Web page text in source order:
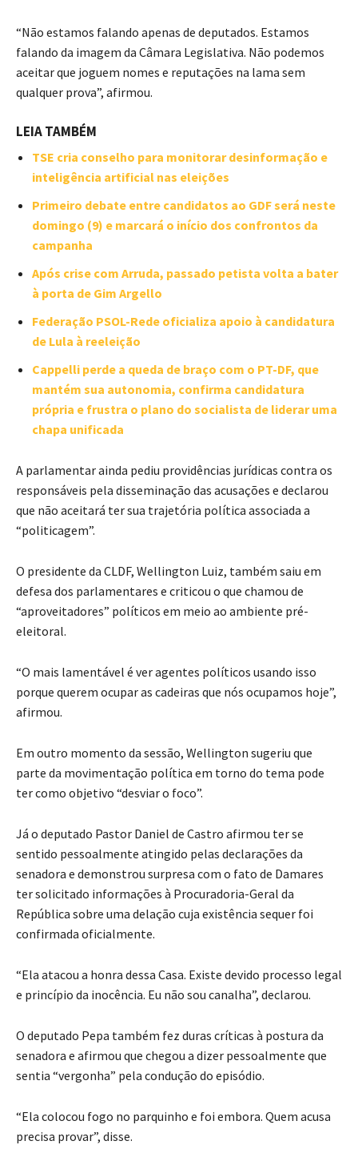
“Não estamos falando apenas de deputados. Estamos
falando da imagem da Câmara Legislativa. Não podemos
aceitar que joguem nomes e reputações na lama sem
qualquer prova”, afirmou.
LEIA TAMBÉM
TSE cria conselho para monitorar desinformação e
inteligência artificial nas eleições
Primeiro debate entre candidatos ao GDF será neste
domingo (9) e marcará o início dos confrontos da
campanha
Após crise com Arruda, passado petista volta a bater
à porta de Gim Argello
Federação PSOL-Rede oficializa apoio à candidatura
de Lula à reeleição
Cappelli perde a queda de braço com o PT-DF, que
mantém sua autonomia, confirma candidatura
própria e frustra o plano do socialista de liderar uma
chapa unificada
A parlamentar ainda pediu providências jurídicas contra os
responsáveis pela disseminação das acusações e declarou
que não aceitará ter sua trajetória política associada a
“politicagem”.
O presidente da CLDF, Wellington Luiz, também saiu em
defesa dos parlamentares e criticou o que chamou de
“aproveitadores” políticos em meio ao ambiente pré-
eleitoral.
“O mais lamentável é ver agentes políticos usando isso
porque querem ocupar as cadeiras que nós ocupamos hoje”,
afirmou.
Em outro momento da sessão, Wellington sugeriu que
parte da movimentação política em torno do tema pode
ter como objetivo “desviar o foco”.
Já o deputado Pastor Daniel de Castro afirmou ter se
sentido pessoalmente atingido pelas declarações da
senadora e demonstrou surpresa com o fato de Damares
ter solicitado informações à Procuradoria-Geral da
República sobre uma delação cuja existência sequer foi
confirmada oficialmente.
“Ela atacou a honra dessa Casa. Existe devido processo legal
e princípio da inocência. Eu não sou canalha”, declarou.
O deputado Pepa também fez duras críticas à postura da
senadora e afirmou que chegou a dizer pessoalmente que
sentia “vergonha” pela condução do episódio.
“Ela colocou fogo no parquinho e foi embora. Quem acusa
precisa provar”, disse.